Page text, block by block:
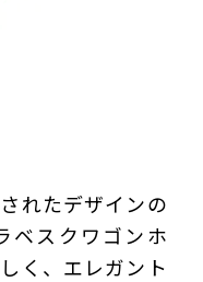
れたデザインの
ベスクワゴンホ
く、エレガント